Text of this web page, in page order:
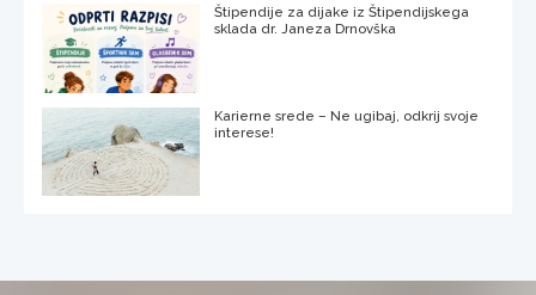
Štipendije za dijake iz Štipendijskega
sklada dr. Janeza Drnovška
Karierne srede – Ne ugibaj, odkrij svoje
interese!